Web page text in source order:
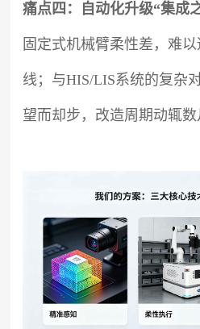
痛点四：自动化升级“集成
固定式机械臂柔性差，难
线；与HIS/LIS系统的复杂
望而却步，改造周期动辄数